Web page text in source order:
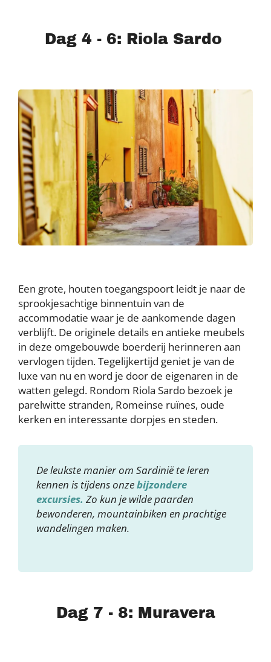
Dag 4 - 6: Riola Sardo
Een grote, houten toegangspoort leidt je naar de
sprookjesachtige binnentuin van de
accommodatie waar je de aankomende dagen
verblijft. De originele details en antieke meubels
in deze omgebouwde boerderij herinneren aan
vervlogen tijden. Tegelijkertijd geniet je van de
luxe van nu en word je door de eigenaren in de
watten gelegd. Rondom Riola Sardo bezoek je
parelwitte stranden, Romeinse ruïnes, oude
kerken en interessante dorpjes en steden.
De leukste manier om Sardinië te leren
kennen is tijdens onzebijzondere
excursies. Zo kun je wilde paarden
bewonderen, mountainbiken en prachtige
wandelingen maken.
Dag 7 - 8: Muravera